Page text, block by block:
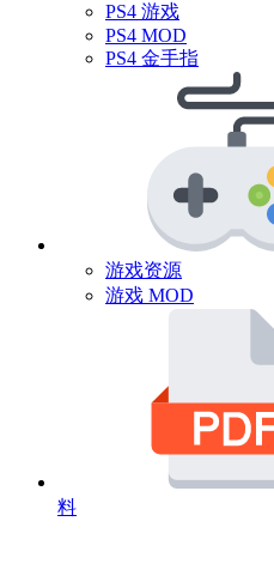
PS4 游戏
PS4 MOD
PS4 金手指
游戏资源
游戏 MOD
料